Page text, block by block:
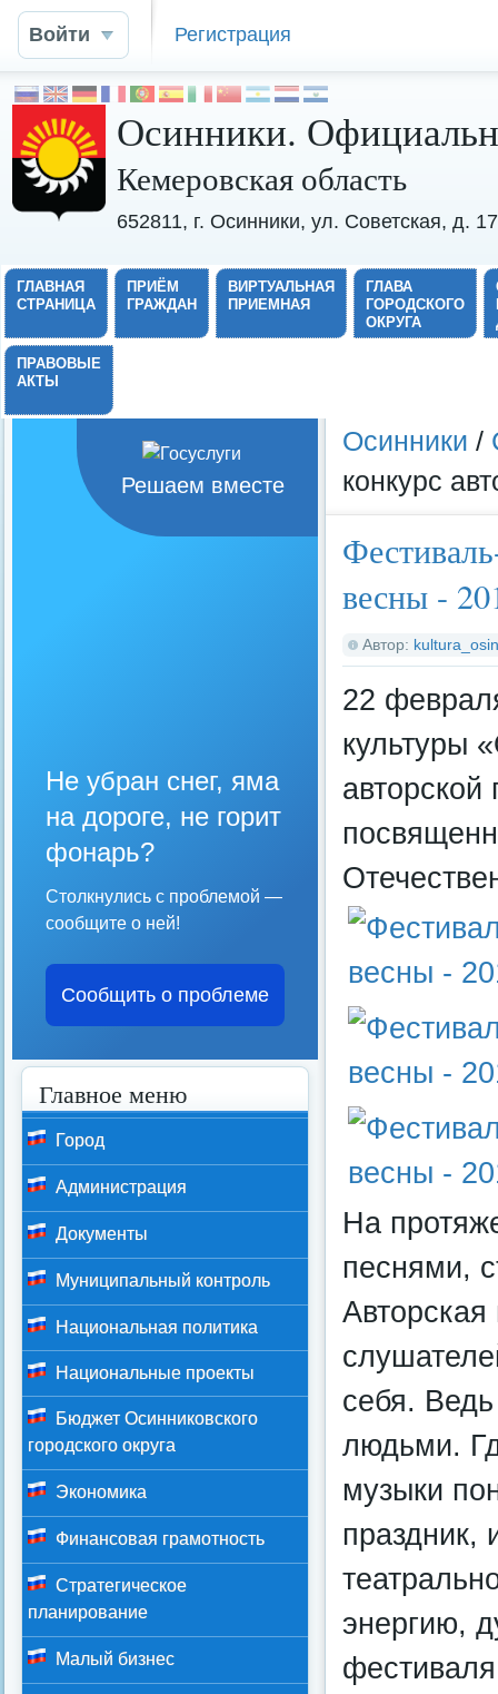
Войти Регистрация
Осинники.
Кемеровская область
652811, г. Осинники, ул. Советская, д.
ГЛАВНАЯ
СТРАНИЦА
ПРИЁМ
ГРАЖДАН
ВИРТУАЛЬНАЯ
ПРИЕМНАЯ
ГЛАВА
ГОРОДСКОГО
ОКРУГА
ПРАВОВЫЕ
АКТЫ
Осинники /
конкурс
весны -
Автор:
22
культуры
На
песнями,
себя.
людьми.
музыки
праздник,
энергию,
Решаем вместе
Не убран снег, яма
на дороге, не горит
фонарь?
Столкнулись с проблемой —
сообщите о ней!
Сообщить о проблеме
Главное меню
Город
Администрация
Документы
Муниципальный контроль
Национальная политика
Национальные проекты
Бюджет Осинниковского
городского округа
Экономика
Финансовая грамотность
Стратегическое
планирование
Малый бизнес